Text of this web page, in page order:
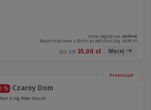
Cena regularna: 49,99 zł
Najniższa cena z 30 dni przed obniżką: 49,99 zł
Już od: 35,00 zł Więcej
Promocja!
% Czarny Dom
King, Peter Straub